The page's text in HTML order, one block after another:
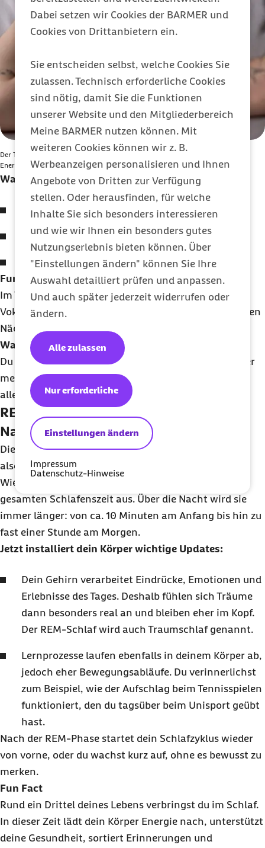
Dabei setzen wir Cookies der BARMER und
Cookies von Drittanbietern ein.
Sie entscheiden selbst, welche Cookies Sie
zulassen. Technisch erforderliche Cookies
sind nötig, damit Sie die Funktionen
unserer Website und den Mitgliederbereich
Meine BARMER nutzen können. Mit
weiteren Cookies können wir z. B.
Werbeanzeigen personalisieren und Ihnen
Angebote von Dritten zur Verfügung
stellen. Oder herausfinden, für welche
Inhalte Sie sich besonders interessieren
und wie wir Ihnen ein besonders gutes
Nutzungserlebnis bieten können. Über
"Einstellungen ändern" können Sie Ihre
Auswahl detailliert prüfen und anpassen.
Und auch später jederzeit widerrufen oder
ändern.
Einstellungen ändern
Nur erforderliche
Alle zulassen
Impressum
Datenschutz-Hinweise
Der Tiefschlaf ist eine wichtige Schlafphase: Jetzt tankt dein Körper maximale
Energie und schaltet in den Regenerationsmodus.
Was dein Körper im Tiefschlaf erledigt
Reparatur von Gewebe
Unterstützung von Muskel- und Knochenaufbau
Stärkung desImmunsystems
Fun Fact
Im Tiefschlaf lernst du relativ schnell Dinge wie
Vokabeln und speicherst das neue Wissen nach einigen
Nächten im Langzeitgedächtnis.
Was sonst noch passiert
Du kannst träumen, Erinnerungen daran bleiben aber
meist nicht hängen.
Schlafwandeln
allem in diesem besonders tiefen Schlafstadium.
REM-Schlafphase: Dein Gehirn macht
Nachtschicht
Die REM-Schlafphase steht für Rapid Eye Movement,
also schnelle Augenbewegungen.
Wie der Tiefschlaf macht sie etwa ein Viertel deiner
gesamten Schlafenszeit aus. Über die Nacht wird sie
immer länger: von ca. 10 Minuten am Anfang bis hin zu
fast einer Stunde am Morgen.
Jetzt installiert dein Körper wichtige Updates:
Dein Gehirn verarbeitet Eindrücke, Emotionen und
Erlebnisse des Tages. Deshalb fühlen sich Träume
dann besonders real an und bleiben eher im Kopf.
Der REM-Schlaf wird auch Traumschlaf genannt.
Lernprozesse laufen ebenfalls in deinem Körper ab,
jedoch eher Bewegungsabläufe. Du verinnerlichst
zum Beispiel, wie der Aufschlag beim Tennisspielen
funktioniert, den du tagsüber beim Unisport geübt
hast.
Nach der REM-Phase startet dein Schlafzyklus wieder
von vorne, oder du wachst kurz auf, ohne es bewusst zu
merken.
Fun Fact
Rund ein Drittel deines Lebens verbringst du im Schlaf.
In dieser Zeit lädt dein Körper Energie nach, unterstützt
deine Gesundheit, sortiert Erinnerungen und